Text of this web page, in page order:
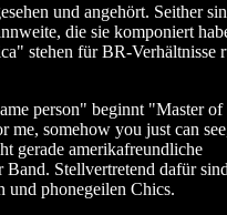
und angehört. Seither
die sie komponiert
stehen für BR-Verhältnisse
person" beginnt "Master of
somehow you just can
gerade amerikafreundliche
Stellvertretend dafür sind
und phonegeilen Chics.